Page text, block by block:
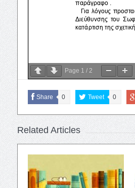
Page 1 / 2
Share 0 Tweet 0
Related Articles